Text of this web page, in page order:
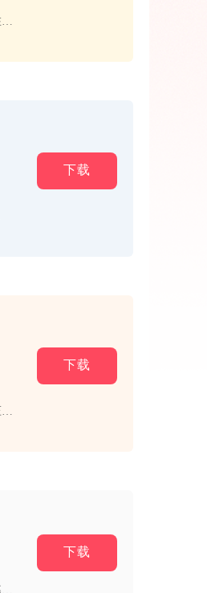
潮玩国度搭建了平行时空下的潮流世界，以三消闯关作为核心载体，融合潮玩盲盒收集、角色养成与箱庭家园建造多重内容。玩家将在数...
下载
解压神器汇聚揉捏、切割、整理等数十种经典解压玩法，适配日常碎片化时间，操作零门槛，全程无紧张对抗，可快速舒缓工作学习压力...
下载
一线是写实现代救援题材策略生存手游，以应急抢险、团队救援为核心主线，模拟消防、急救、抢险多类一线处置场景，融合队员招募、...
下载